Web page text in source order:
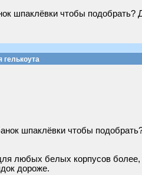
шпаклёвки чтобы подобрать?
гелькоута
шпаклёвки чтобы
любых белых корпусов
дороже.